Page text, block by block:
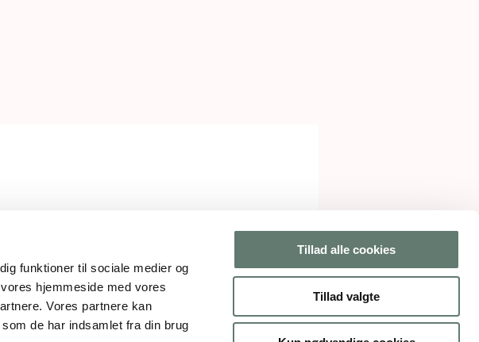
funktioner til sociale medier og
hjemmeside med vores
Vores partnere kan
de har indsamlet fra din brug
Tillad alle cookies
Tillad valgte
TALES.